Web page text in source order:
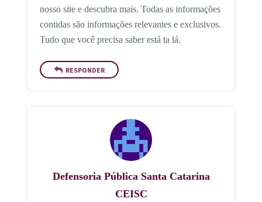
nosso site e descubra mais. Todas as informações
contidas são informações relevantes e exclusivos.
Tudo que você precisa saber está ta lá.
RESPONDER
Defensoria Pública Santa Catarina
CEISC